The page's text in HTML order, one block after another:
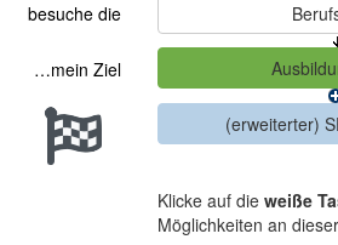
besuche die
…mein Ziel
Klicke auf die weiße
Möglichkeiten an